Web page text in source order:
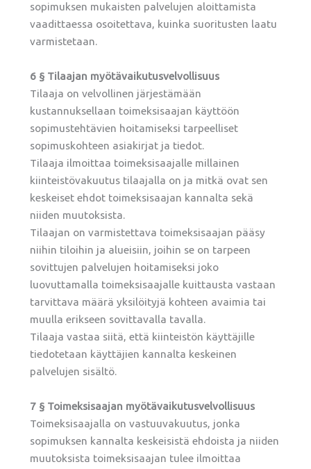
sopimuksen mukaisten palvelujen aloittamista
vaadittaessa osoitettava, kuinka suoritusten laatu
varmistetaan.
6 § Tilaajan myötävaikutusvelvollisuus
Tilaaja on velvollinen järjestämään
kustannuksellaan toimeksisaajan käyttöön
sopimustehtävien hoitamiseksi tarpeelliset
sopimuskohteen asiakirjat ja tiedot.
Tilaaja ilmoittaa toimeksisaajalle millainen
kiinteistövakuutus tilaajalla on ja mitkä ovat sen
keskeiset ehdot toimeksisaajan kannalta sekä
niiden muutoksista.
Tilaajan on varmistettava toimeksisaajan pääsy
niihin tiloihin ja alueisiin, joihin se on tarpeen
sovittujen palvelujen hoitamiseksi joko
luovuttamalla toimeksisaajalle kuittausta vastaan
tarvittava määrä yksilöityjä kohteen avaimia tai
muulla erikseen sovittavalla tavalla.
Tilaaja vastaa siitä, että kiinteistön käyttäjille
tiedotetaan käyttäjien kannalta keskeinen
palvelujen sisältö.
7 § Toimeksisaajan myötävaikutusvelvollisuus
Toimeksisaajalla on vastuuvakuutus, jonka
sopimuksen kannalta keskeisistä ehdoista ja niiden
muutoksista toimeksisaajan tulee ilmoittaa